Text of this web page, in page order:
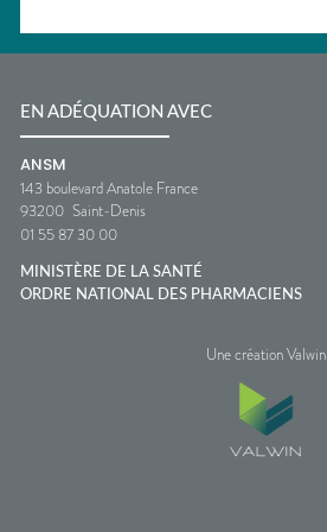
EN ADÉQUATION AVEC
ANSM
143 boulevard Anatole France
93200 Saint-Denis
01 55 87 30 00
MINISTÈRE DE LA SANTÉ
ORDRE NATIONAL DES PHARMACIENS
Une création Valwin